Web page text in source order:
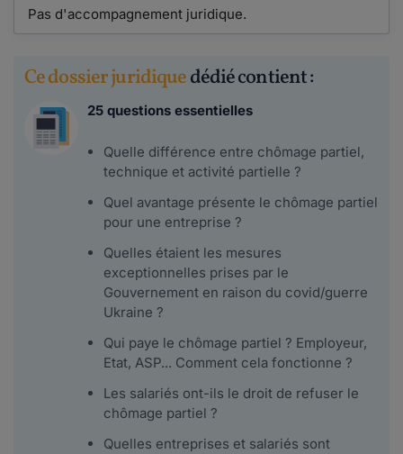
Pas d'accompagnement juridique.
Ce dossier juridiquedédié contient :
25 questions essentielles
Quelle différence entre chômage partiel,
technique et activité partielle ?
Quel avantage présente le chômage partiel
pour une entreprise ?
Quelles étaient les mesures
exceptionnelles prises par le
Gouvernement en raison du covid/guerre
Ukraine ?
Qui paye le chômage partiel ? Employeur,
Etat, ASP... Comment cela fonctionne ?
Les salariés ont-ils le droit de refuser le
chômage partiel ?
Quelles entreprises et salariés sont